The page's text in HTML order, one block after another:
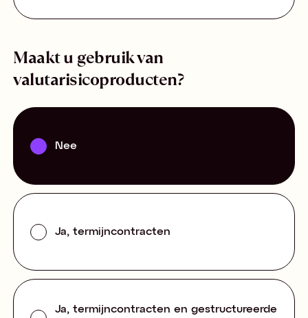
Maakt u gebruik van
valutarisicoproducten?
Nee
Ja, termijncontracten
Ja, termijncontracten en gestructureerde